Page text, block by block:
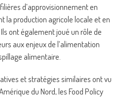
d’approvisionnement en
la production agricole locale et en
ont également joué un rôle de
aux enjeux de l’alimentation
alimentaire.
et stratégies similaires ont vu
du Nord, les Food Policy